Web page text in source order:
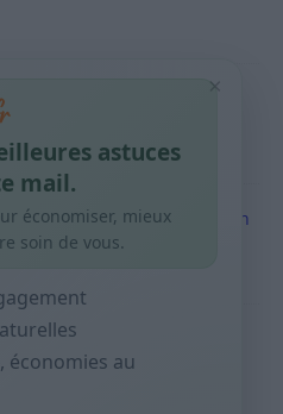
: routine simple +
: comment économiser en
10 sprays
: méthode rapide pour
dès le jour de paie
×
astuces
mail.
économiser, mieux
soin de vous.
économies au